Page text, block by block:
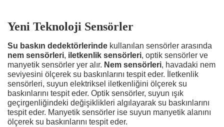
Yeni Teknoloji Sensörler
Su baskın dedektörlerinde kullanılan sensörler arasında
nem sensörleri, iletkenlik sensörleri, optik sensörler ve
manyetik sensörler yer alır. Nem sensörleri, havadaki nem
seviyesini ölçerek su baskınlarını tespit eder. İletkenlik
sensörleri, suyun elektriksel iletkenliğini ölçerek su
baskınlarını tespit eder. Optik sensörler, suyun ışık
geçirgenliğindeki değişiklikleri algılayarak su baskınlarını
tespit eder. Manyetik sensörler ise suyun manyetik alanını
ölçerek su baskınlarını tespit eder.